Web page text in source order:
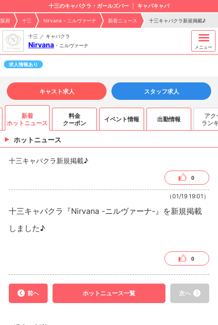
十三のキャバクラ・ガールズバー キャバキャバ
府 十三 Nirvana - ニルヴァーナ 新着ニュース 十三キャバクラ新規掲載♪
十三 ／ キャバクラ
Nirvana - ニルヴァーナ メニュー
求人情報あり
キャスト求人 スタッフ求人
新着
ホットニュース
料金
クーポン
イベント情報 出勤情報
アク
ラン
ホットニュース
十三キャバクラ新規掲載♪
0
（01/19 19:01）
十三キャバクラ『Nirvana -ニルヴァーナ-』を新規掲載
しました♪
0
前へ ホットニュース一覧 次へ